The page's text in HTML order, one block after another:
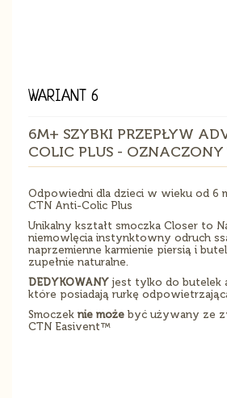
WARIANT 6
6M+ SZYBKI PRZEPŁYW
COLIC PLUS - OZNACZONY
Odpowiedni dla dzieci w wieku od 6
CTN Anti-Colic Plus
Unikalny kształt smoczka Closer to
niemowlęcia instynktowny odruch
naprzemienne karmienie piersią i
zupełnie naturalne.
DEDYKOWANY jest tylko do butelek
które posiadają rurkę
Smoczek nie może być używany ze
CTN Easivent™